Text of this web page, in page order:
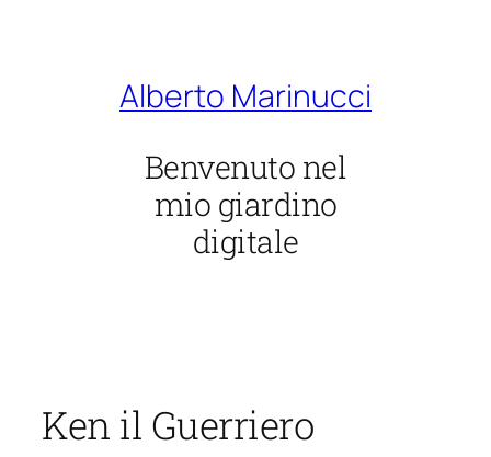
Alberto Marinucci
Benvenuto nel
mio giardino
digitale
Ken il Guerriero